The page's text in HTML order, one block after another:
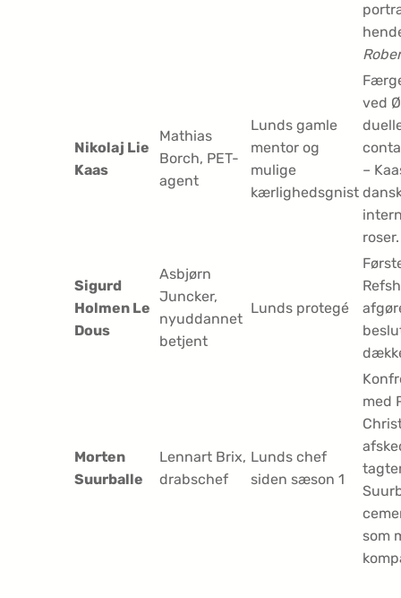
Nikolaj Lie
Kaas
Mathias
Borch, PET-
agent
Lunds gamle
mentor og
mulige
kærlighedsgnist
ved
–
roser.
Sigurd
Holmen Le
Dous
Asbjørn
Juncker,
nyuddannet
betjent
Lunds protegé
Morten
Suurballe
Lennart Brix,
drabschef
Lunds chef
siden sæson 1
med
som